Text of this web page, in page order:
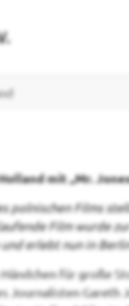
mit „Mr.
polnischen Films
Film wurde
erlebt nun in
für große
Journalisten